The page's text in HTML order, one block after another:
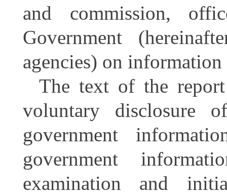
and commission,
Government
agencies) on information
The text of the
voluntary disclosure
government
government
examination and